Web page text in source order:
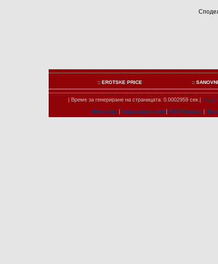
:: EROTSKE PRICE ::
| Време за генериране на страницата: 0.0002959 сек.|
Marketing | Характеристики | RSS Новини |